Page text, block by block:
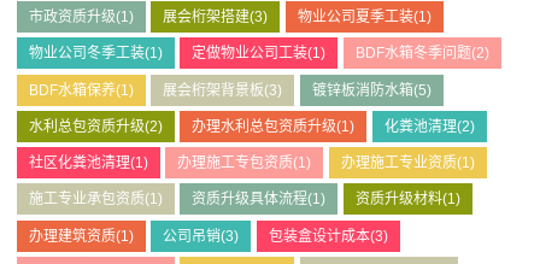
市政资质升级(1) 展会桁架搭建(3) 物业公司夏季工装(1)
物业公司冬季工装(1) 定做物业公司工装(1) BDF水箱冬季问题(2)
BDF水箱保养(1) 展会桁架背景板(3) 镀锌板消防水箱(5)
水利总包资质升级(2) 办理水利总包资质升级(1) 化粪池清理(2)
社区化粪池清理(1) 办理施工专包资质(1) 办理施工专业资质(1)
施工专业承包资质(1) 资质升级具体流程(1) 资质升级材料(1)
办理建筑资质(1) 公司吊销(3) 包装盒设计成本(3)